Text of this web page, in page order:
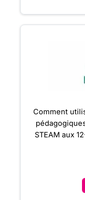
Comment
STEAM aux